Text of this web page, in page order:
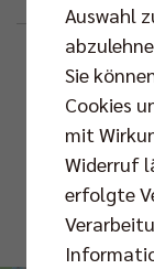
Auswahl
Sie
Cookies
mit
Widerruf
erfolgte